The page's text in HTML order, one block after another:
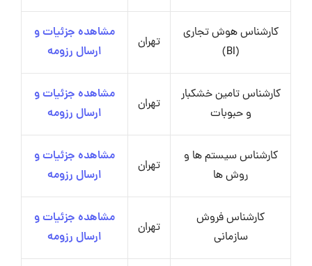
کارشناس هوش تجاری
(BI)
تهران
مشاهده جزئیات و
ارسال رزومه
کارشناس تامین خشکبار
و حبوبات
تهران
مشاهده جزئیات و
ارسال رزومه
کارشناس سیستم ها و
روش ها
تهران
مشاهده جزئیات و
ارسال رزومه
کارشناس فروش
سازمانی
تهران
مشاهده جزئیات و
ارسال رزومه